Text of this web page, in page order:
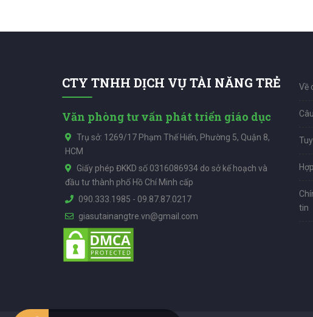
CTY TNHH DỊCH VỤ TÀI NĂNG TRẺ
Văn phòng tư vấn phát triển giáo dục
Trụ sở: 1269/17 Phạm Thế Hiển, Phường 5, Quận 8,
HCM
Giấy phép ĐKKD số 0316086934 do sở kế hoạch và
đầu tư thành phố Hồ Chí Minh cấp
090.333.1985 - 09.87.87.0217
giasutainangtre.vn@gmail.com
Về
tin